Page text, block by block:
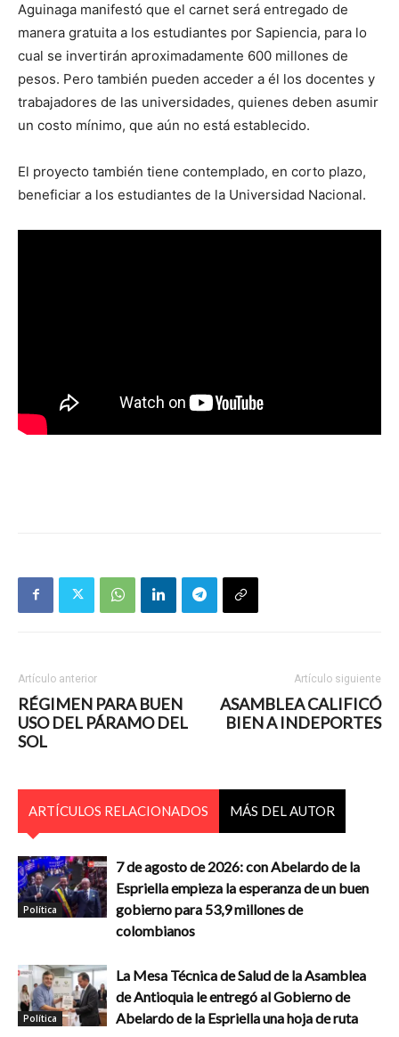
Aguinaga manifestó que el carnet será entregado de
manera gratuita a los estudiantes por Sapiencia, para lo
cual se invertirán aproximadamente 600 millones de
pesos. Pero también pueden acceder a él los docentes y
trabajadores de las universidades, quienes deben asumir
un costo mínimo, que aún no está establecido.
El proyecto también tiene contemplado, en corto plazo,
beneficiar a los estudiantes de la Universidad Nacional.
Artículo anterior
RÉGIMEN PARA BUEN
USO DEL PÁRAMO DEL
SOL
Artículo siguiente
ASAMBLEA CALIFICÓ
BIEN A INDEPORTES
ARTÍCULOS RELACIONADOS MÁS DEL AUTOR
Política
7 de agosto de 2026: con Abelardo de la
Espriella empieza la esperanza de un buen
gobierno para 53,9 millones de
colombianos
Política
La Mesa Técnica de Salud de la Asamblea
de Antioquia le entregó al Gobierno de
Abelardo de la Espriella una hoja de ruta